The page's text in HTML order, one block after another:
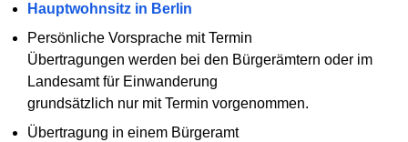
Hauptwohnsitz in Berlin
Persönliche Vorsprache mit Termin
Übertragungen werden bei den Bürgerämtern oder im
Landesamt für Einwanderung
grundsätzlich nur mit Termin vorgenommen.
Übertragung in einem Bürgeramt